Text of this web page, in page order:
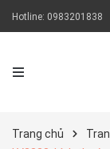
Hotline: 0983201838
Trang chủ